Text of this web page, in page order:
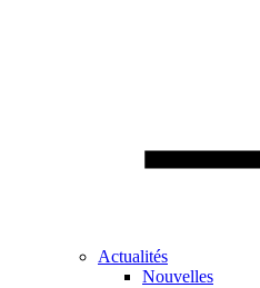
Actualités
Nouvelles